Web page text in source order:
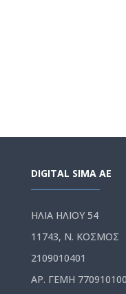
DIGITAL SIMA AE
ΗΛΙΑ ΗΛΙΟΥ 54
11743, Ν. ΚΟΣΜΟΣ
2109010401
ΑΡ. ΓΕΜΗ